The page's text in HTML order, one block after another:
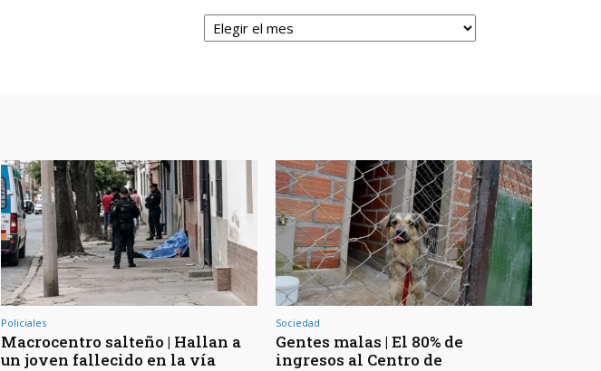
Archivos
Policiales
Macrocentro salteño | Hallan a
un joven fallecido en la vía
Sociedad
Gentes malas | El 80% de
ingresos al Centro de